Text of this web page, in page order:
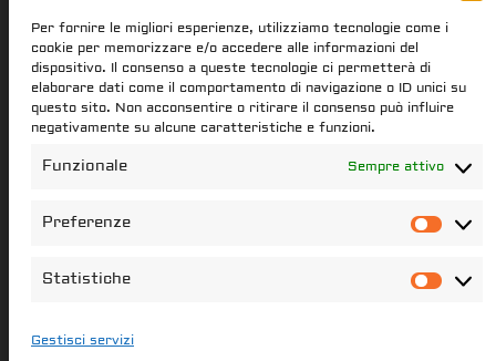
Per fornire le migliori esperienze, utilizziamo tecnologie come i
cookie per memorizzare e/o accedere alle informazioni del
dispositivo. Il consenso a queste tecnologie ci permetterà di
elaborare dati come il comportamento di navigazione o ID unici su
questo sito. Non acconsentire o ritirare il consenso può influire
negativamente su alcune caratteristiche e funzioni.
Funzionale Sempre attivo
Preferenze
Statistiche
Gestisci servizi
Star Citizen.it
star-citizen.it is a Star Citizen fan
website. Star Citizen and Squadron42
trademarks are the properties of the